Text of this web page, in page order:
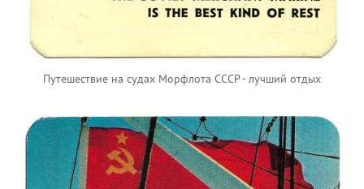
Путешествие на судах Морфлота СССР - лучший отдых